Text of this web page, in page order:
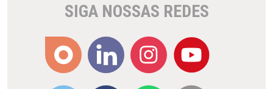
SIGA NOSSAS REDES